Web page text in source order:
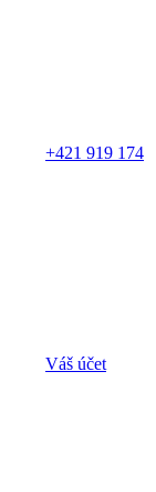
+421 919 174
Váš účet